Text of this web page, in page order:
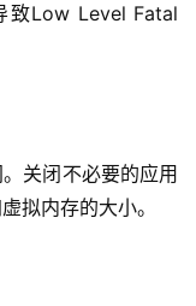
致Low Level Fatal
关闭不必要的应用
拟内存的大小。